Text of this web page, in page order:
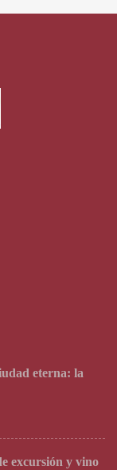
eterna: la
excursión y vino